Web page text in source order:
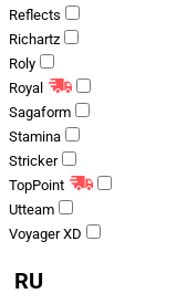
Reflects
Richartz
Roly
Royal
Sagaform
Stamina
Stricker
TopPoint
Utteam
Voyager XD
RU